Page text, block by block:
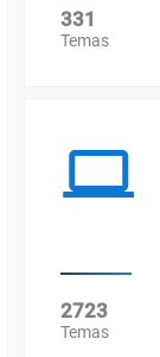
331
Temas
2723
Temas